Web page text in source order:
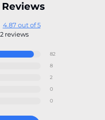
4.87 out of 5
reviews
82
8
2
0
0